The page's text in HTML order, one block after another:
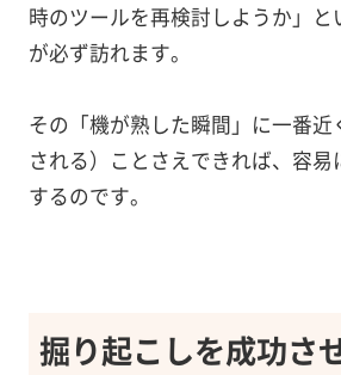
時のツールを再検討しようか」と
が必ず訪れます。
その「機が熟した瞬間」に一番近
される）ことさえできれば、容易
するのです。
掘り起こしを成功さ